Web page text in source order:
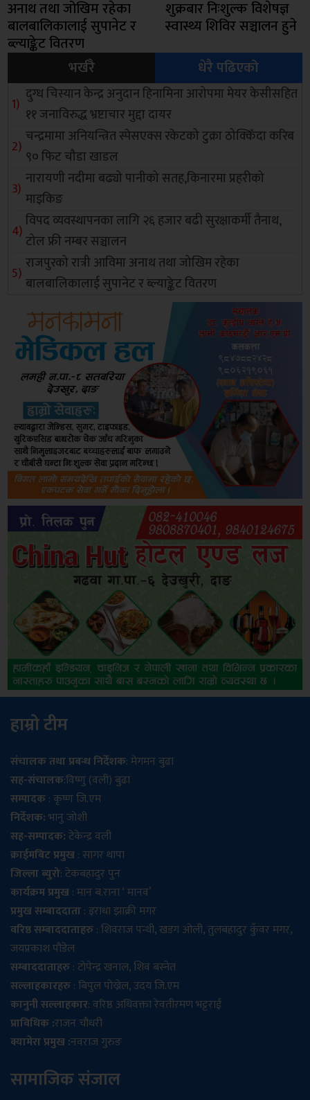
अनाथ तथा जोखिम रहेका
बालबालिकालाई सुपानेट र
ब्ल्याङ्केट वितरण
शुक्रबार निःशुल्क विशेषज्ञ
स्वास्थ्य शिविर सञ्चालन हुने
भर्खरै
धेरै पढिएको
दुग्ध चिस्यान केन्द्र अनुदान हिनामिना आरोपमा मेयर केसीसहित
११ जनाविरुद्ध भ्रष्टाचार मुद्दा दायर
चन्द्रमामा अनियन्त्रित स्पेसएक्स रकेटको टुक्रा ठोक्किँदा करिब
९० फिट चौडा खाडल
नारायणी नदीमा बढ्यो पानीको सतह,किनारमा प्रहरीको
माइकिङ
विपद व्यवस्थापनका लागि २६ हजार बढी सुरक्षाकर्मी तैनाथ,
टोल फ्री नम्बर सञ्चालन
राजपुरको रात्री आविमा अनाथ तथा जोखिम रहेका
बालबालिकालाई सुपानेट र ब्ल्याङ्केट वितरण
हाम्रो टीम
संचालक तथा प्रबन्ध निर्देशक: मेगमन बुढा
सह-संचालक:विष्णु (वली) बुढा
सम्पादक: कृष्ण जि.एम
निर्देशक:भानु जोशी
सह-सम्पादक:टेकेन्द्र वली
क्राईमबिट प्रमुख: सागर थापा
जिल्ला ब्युरो: टेकबहादुर पुन
कार्यक्रम प्रमुख: मान ब.राना ‘ मानव’
प्रमुख सम्बाददाता: इराधा झाक्री मगर
वरिष्ठ सम्बाददाताहरु: शिवराज पन्थी, खडग ओली, तुलबहादुर कुँवर मगर,
जयप्रकाश पौडेल
सम्बाददाताहरु: टोपेन्द्र खनाल, शिव बस्नेत
सल्लाहकारहरु: बिपुल पोख्रेल, उदय जि.एम
कानुनी सल्लाहकार: वरिष्ठ अधिवक्ता रेवतीरमण भट्टराई
प्राविधिक :राजन चौधरी
क्यामेरा प्रमुख :नवराज गुरुङ
सामाजिक संजाल